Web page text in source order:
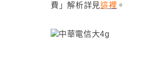
費」解析詳見這裡 。